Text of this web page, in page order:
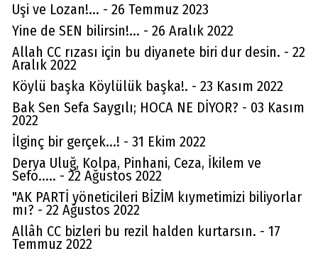
Uşi ve Lozan!... - 26 Temmuz 2023
Yine de SEN bilirsin!... - 26 Aralık 2022
Allah CC rızası için bu diyanete biri dur desin. - 22
Aralık 2022
Köylü başka Köylülük başka!. - 23 Kasım 2022
Bak Sen Sefa Saygılı; HOCA NE DİYOR? - 03 Kasım
2022
İlginç bir gerçek...! - 31 Ekim 2022
Derya Uluğ, Kolpa, Pinhani, Ceza, İkilem ve
Sefo..... - 22 Ağustos 2022
"AK PARTİ yöneticileri BİZİM kıymetimizi biliyorlar
mı? - 22 Ağustos 2022
Allâh CC bizleri bu rezil halden kurtarsın. - 17
Temmuz 2022